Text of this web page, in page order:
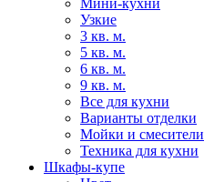
Мини-кухни
Узкие
3 кв. м.
5 кв. м.
6 кв. м.
9 кв. м.
Все для кухни
Варианты отделки
Мойки и смесители
Техника для кухни
Шкафы-купе